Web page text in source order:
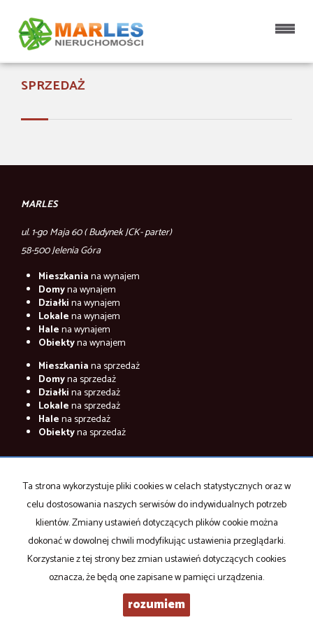
Strona główna
SPRZEDAŻ
MARLES
ul. 1-go Maja 60 ( Budynek JCK- parter)
58-500 Jelenia Góra
Mieszkaniana wynajem
Domyna wynajem
Działkina wynajem
Lokalena wynajem
Halena wynajem
Obiektyna wynajem
Mieszkaniana sprzedaż
Domyna sprzedaż
Działkina sprzedaż
Lokalena sprzedaż
Halena sprzedaż
Obiektyna sprzedaż
Marles 2026Program dla biur nieruchomościGalactica Virgo
Ta strona wykorzystuje pliki cookies w celach statystycznych oraz w
celu dostosowania naszych serwisów do indywidualnych potrzeb
klientów. Zmiany ustawień dotyczących plików cookie można
dokonać w dowolnej chwili modyfikując ustawienia przeglądarki.
Korzystanie z tej strony bez zmian ustawień dotyczących cookies
oznacza, że będą one zapisane w pamięci urządzenia.
rozumiem